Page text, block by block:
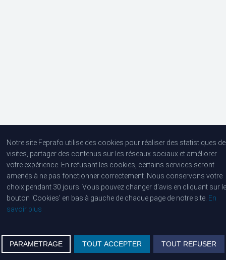
Notre site Feprafo utilise des cookies pour réaliser des statistiques de
visites, partager des contenus sur les réseaux sociaux et améliorer
votre expérience. En refusant les cookies, certains services seront
amenés à ne pas fonctionner correctement. Nous conservons votre
choix pendant 30 jours. Vous pouvez changer d'avis en cliquant sur
bouton 'Cookies' en bas à gauche de chaque page de notre site. En
savoir plus
PARAMETRAGE TOUT ACCEPTER TOUT REFUSER